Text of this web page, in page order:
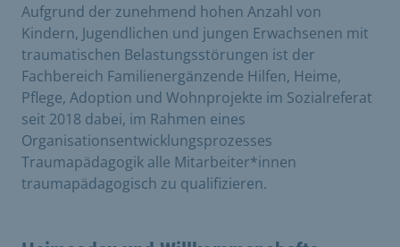
Aufgrund der zunehmend hohen Anzahl von
Kindern, Jugendlichen und jungen Erwachsenen mit
traumatischen Belastungsstörungen ist der
Fachbereich Familienergänzende Hilfen, Heime,
Pflege, Adoption und Wohnprojekte im Sozialreferat
seit 2018 dabei, im Rahmen eines
Organisationsentwicklungsprozesses
Traumapädagogik alle Mitarbeiter*innen
traumapädagogisch zu qualifizieren.